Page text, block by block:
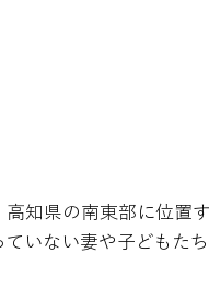
高知県の南東部に位置
いない妻や子どもた